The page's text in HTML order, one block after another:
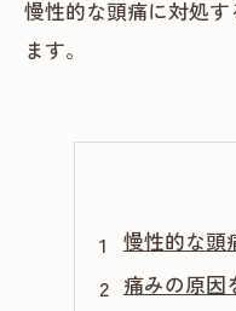
慢性的な頭痛に対処
ます。
慢性的な頭
痛みの原因